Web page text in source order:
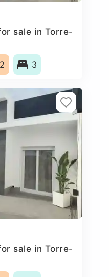
sale in Torre-
3
sale in Torre-